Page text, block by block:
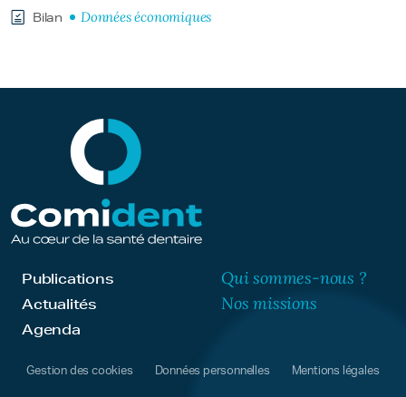
Bilan Données économiques
Publications
Actualités
Agenda
Qui sommes-nous ?
Nos missions
Gestion des cookies Données personnelles Mentions légales